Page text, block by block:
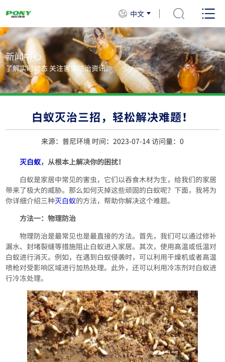
中文
新闻中心
了解实时动态 关注害虫防治资讯。
白蚁灭治三招，轻松解决难题！
来源：普尼环境 时间：2023-07-14 访问量： 0
灭白蚁，从根本上解决你的困扰！
白蚁是家居中常见的害虫，它们以吞食木材为生，给我们的家居
带来了极大的威胁。那么如何灭掉这些顽固的白蚁呢？下面，我将为
你详细介绍三种灭白蚁的方法，帮助你解决这个难题。
方法一：物理防治
物理防治是最常见也是最直接的方法。首先，我们可以通过修补
漏水、封堵裂缝等措施阻止白蚁进入家居。其次，使用高温或低温对
白蚁进行消灭。例如，在遇到白蚁侵袭时，可以利用干燥机或者高温
喷枪对受影响区域进行加热处理。此外，还可以利用冷冻剂对白蚁进
行冷冻处理。